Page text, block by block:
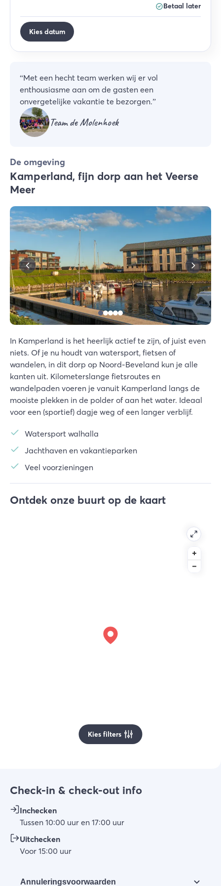
Betaal later
Kies datum
“Met een hecht team werken wij er vol
enthousiasme aan om de gasten een
onvergetelijke vakantie te bezorgen.”
Team de Molenhoek
De omgeving
Kamperland, fijn dorp aan het Veerse
Meer
In Kamperland is het heerlijk actief te zijn, of juist even
niets. Of je nu houdt van watersport, fietsen of
wandelen, in dit dorp op Noord-Beveland kun je alle
kanten uit. Kilometerslange fietsroutes en
wandelpaden voeren je vanuit Kamperland langs de
mooiste plekken in de polder of aan het water. Ideaal
voor een (sportief) dagje weg of een langer verblijf.
Watersport walhalla
Jachthaven en vakantieparken
Veel voorzieningen
Ontdek onze buurt op de kaart
Kies filters
Check-in & check-out info
Inchecken
Tussen 10:00 uur en 17:00 uur
Uitchecken
Voor 15:00 uur
Annuleringsvoorwaarden